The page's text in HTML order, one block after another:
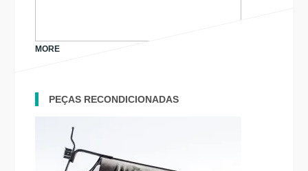
MORE
PEÇAS RECONDICIONADAS